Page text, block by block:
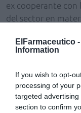
ElFarmaceutico -
Information
If you wish to opt-
processing of your
targeted
section to confirm
ex cooperante con
del sector en
partícipes a
importante que
y cómo el
ayudarnos desde